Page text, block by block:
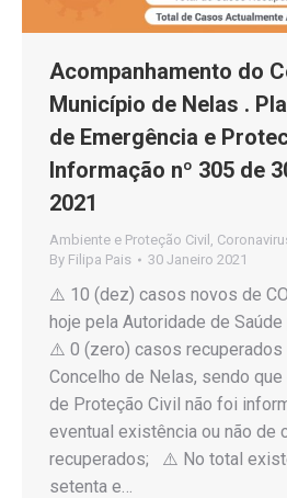
Acompanhamento do
Município de Nelas .
de Emergência e
Informação nº 305 de
2021
Ambiente e Proteção Civil ,
By Filipa Pais 30 Janeiro 2021
⚠️ 10 (dez) casos novos de
hoje pela Autoridade de
⚠️ 0 (zero) casos recuperados
Concelho de Nelas, sendo
de Proteção Civil não foi
eventual existência ou não de
recuperados; ⚠️ No total
setenta e…